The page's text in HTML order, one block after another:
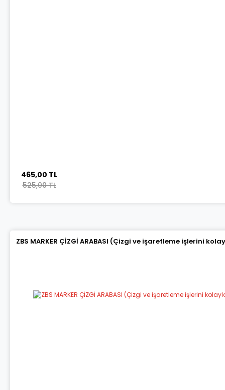
465,00 TL
525,00 TL
ZBS MARKER ÇİZGİ ARABASI (Çizgi ve işaretleme işlerini